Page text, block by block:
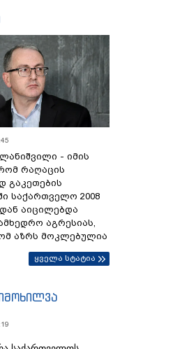
- იმის
რაღაცის
გაკეთების
საქართველო 2008
აიცილებდა
აგრესიას,
აზრს მოკლებულია
ყველა სტატია